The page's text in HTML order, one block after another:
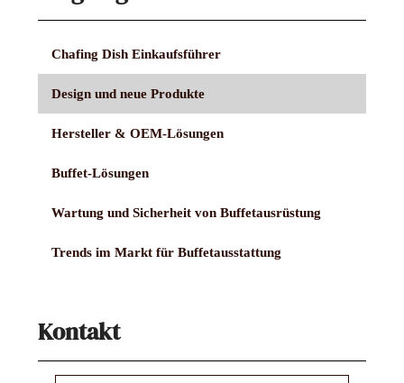
Chafing Dish Einkaufsführer
Design und neue Produkte
Hersteller & OEM-Lösungen
Buffet-Lösungen
Wartung und Sicherheit von Buffetausrüstung
Trends im Markt für Buffetausstattung
Kontakt